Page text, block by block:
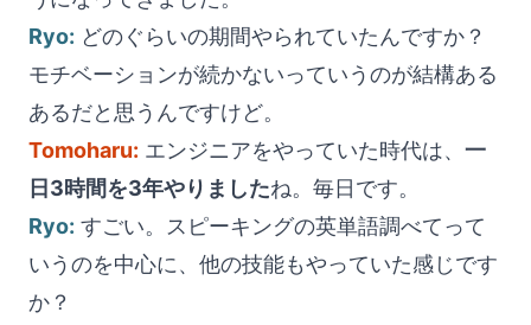
Ryo: どのぐらいの期間やられていたんですか？
モチベーションが続かないっていうのが結構ある
あるだと思うんですけど。
Tomoharu: エンジニアをやっていた時代は、 一
日3時間を3年やりましたね。毎日です。
Ryo: すごい。スピーキングの英単語調べてって
いうのを中心に、他の技能もやっていた感じです
か？